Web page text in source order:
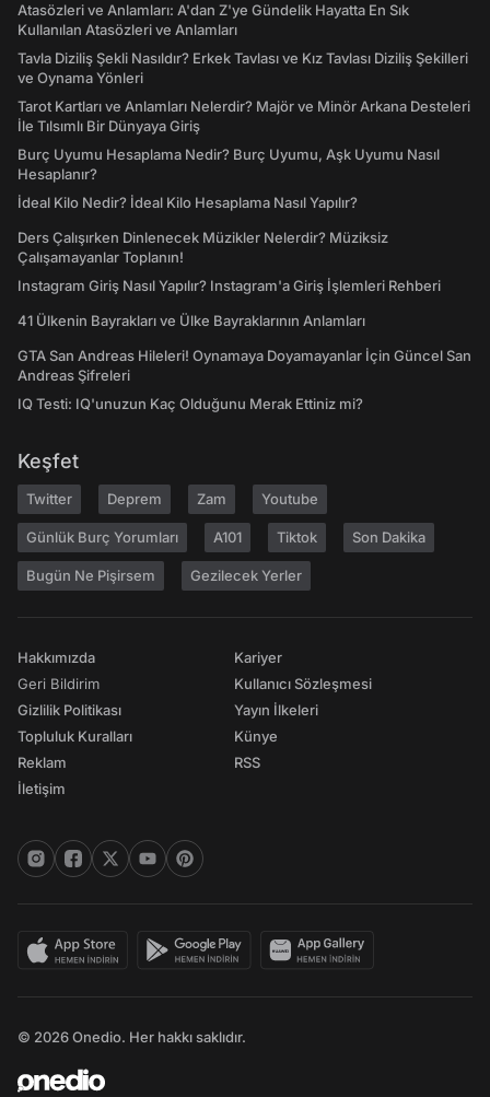
Atasözleri ve Anlamları: A'dan Z'ye Gündelik Hayatta En Sık
Kullanılan Atasözleri ve Anlamları
Tavla Diziliş Şekli Nasıldır? Erkek Tavlası ve Kız Tavlası Diziliş Şekilleri
ve Oynama Yönleri
Tarot Kartları ve Anlamları Nelerdir? Majör ve Minör Arkana Desteleri
İle Tılsımlı Bir Dünyaya Giriş
Burç Uyumu Hesaplama Nedir? Burç Uyumu, Aşk Uyumu Nasıl
Hesaplanır?
İdeal Kilo Nedir? İdeal Kilo Hesaplama Nasıl Yapılır?
Ders Çalışırken Dinlenecek Müzikler Nelerdir? Müziksiz
Çalışamayanlar Toplanın!
Instagram Giriş Nasıl Yapılır? Instagram'a Giriş İşlemleri Rehberi
41 Ülkenin Bayrakları ve Ülke Bayraklarının Anlamları
GTA San Andreas Hileleri! Oynamaya Doyamayanlar İçin Güncel San
Andreas Şifreleri
IQ Testi: IQ'unuzun Kaç Olduğunu Merak Ettiniz mi?
Keşfet
Twitter Deprem Zam Youtube
Günlük Burç Yorumları A101 Tiktok Son Dakika
Bugün Ne Pişirsem Gezilecek Yerler
Hakkımızda
Geri Bildirim
Gizlilik Politikası
Topluluk Kuralları
Reklam
İletişim
Kariyer
Kullanıcı Sözleşmesi
Yayın İlkeleri
Künye
RSS
© 2026 Onedio. Her hakkı saklıdır.